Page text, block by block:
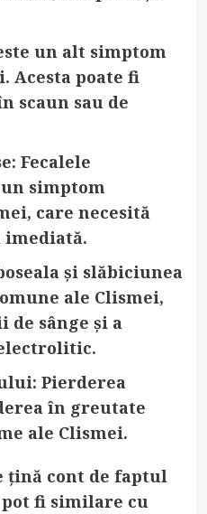
un alt simptom
Acesta poate fi
scaun sau de
: Fecalele
simptom
care necesită
imediată.
și slăbiciunea
ale Clismei,
sânge și a
: Pierderea
în greutate
ale Clismei.
țină cont de faptul
pot fi similare cu